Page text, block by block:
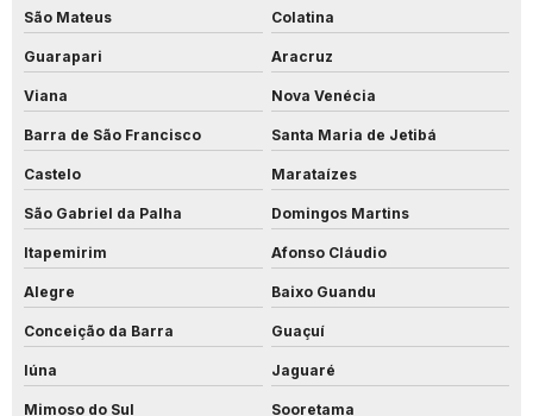
São Mateus Colatina
Guarapari Aracruz
Viana Nova Venécia
Barra de São Francisco Santa Maria de Jetibá
Castelo Marataízes
São Gabriel da Palha Domingos Martins
Itapemirim Afonso Cláudio
Alegre Baixo Guandu
Conceição da Barra Guaçuí
Iúna Jaguaré
Mimoso do Sul Sooretama